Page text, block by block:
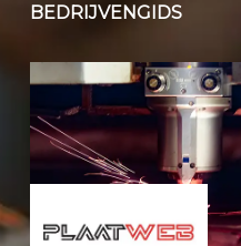
BEDRIJVENGIDS